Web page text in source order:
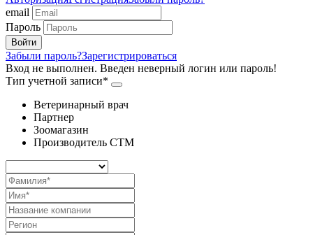
email
Пароль
Забыли пароль?Зарегистрироваться
Вход не выполнен. Введен неверный логин или пароль!
Тип учетной записи*
Ветеринарный врач
Партнер
Зоомагазин
Производитель СТМ